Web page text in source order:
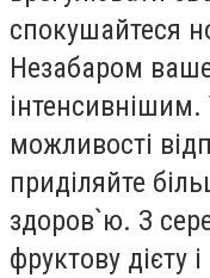
спокушайтеся
Незабаром
iнтенсивнiшим.
можливостi
придiляйте
здоров`ю. З
фруктову дiєту